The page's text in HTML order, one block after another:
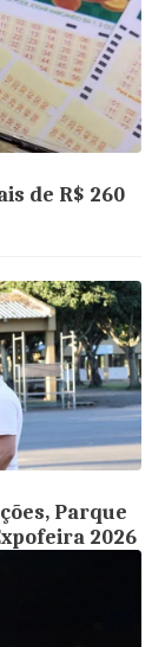
de R$ 260
Parque
2026